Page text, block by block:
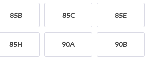
85B 85C 85E
85H 90A 90B